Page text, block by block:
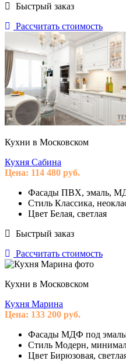
Быстрый заказ
Рассчитать стоимость
Кухни в Московском
Кухня Сабина
Цена: 114 480 руб.
Фасады ПВХ, эмаль,
Стиль Классика,
Цвет Белая, светлая
Быстрый заказ
Рассчитать стоимость
Кухни в Московском
Кухня Марина
Цена: 133 200 руб.
Фасады МДФ под
Стиль Модерн,
Цвет Бирюзовая,